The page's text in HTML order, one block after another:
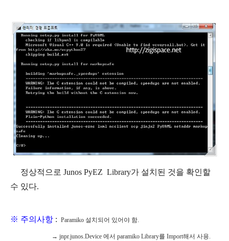
정상적으로 Junos PyEZ Library가 설치된 것을 확인할
수 있다.
※ 주의사항 : Paramiko 설치되어 있어야 함.
→ jnpr.junos.Device 에서 paramiko Library를 Import해서 사용.